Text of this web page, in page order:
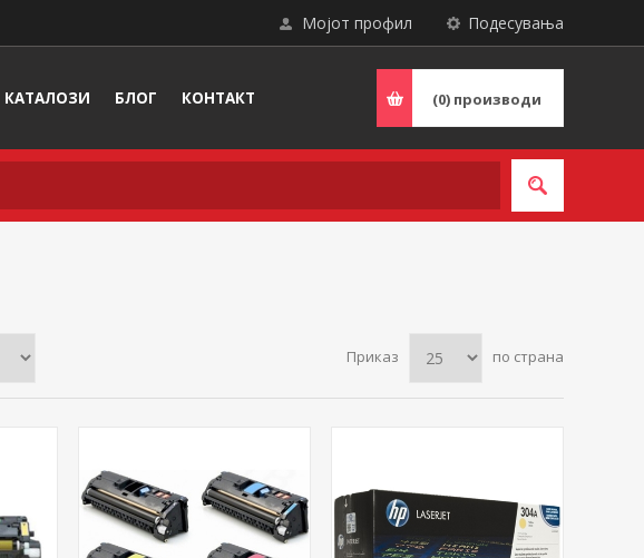
Подесувања
Мојот профил
КАТАЛОЗИ БЛОГ КОНТАКТ (0) производи
Приказ по страна